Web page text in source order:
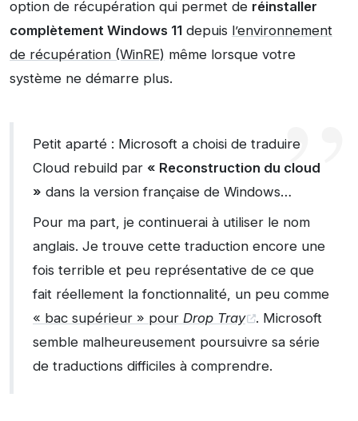
option de récupération qui permet de réinstaller
complètement Windows 11 depuis l’environnement
de récupération (WinRE) même lorsque votre
système ne démarre plus.
Petit aparté : Microsoft a choisi de traduire
Cloud rebuild par « Reconstruction du cloud
» dans la version française de Windows…
Pour ma part, je continuerai à utiliser le nom
anglais. Je trouve cette traduction encore une
fois terrible et peu représentative de ce que
fait réellement la fonctionnalité, un peu comme
« bac supérieur » pour Drop Tray
. Microsoft
semble malheureusement poursuivre sa série
de traductions difficiles à comprendre.